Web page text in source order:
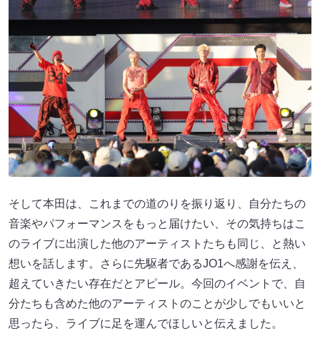
そして本田は、これまでの道のりを振り返り、自分たちの
音楽やパフォーマンスをもっと届けたい、その気持ちはこ
のライブに出演した他のアーティストたちも同じ、と熱い
想いを話します。さらに先駆者であるJO1へ感謝を伝え、
超えていきたい存在だとアピール。今回のイベントで、自
分たちも含めた他のアーティストのことが少しでもいいと
思ったら、ライブに足を運んでほしいと伝えました。